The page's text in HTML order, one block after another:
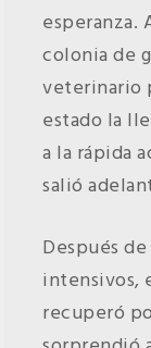
esperanza.
colonia de
veterinario
estado la
a la rápida
salió
Después
intensivos,
recuperó